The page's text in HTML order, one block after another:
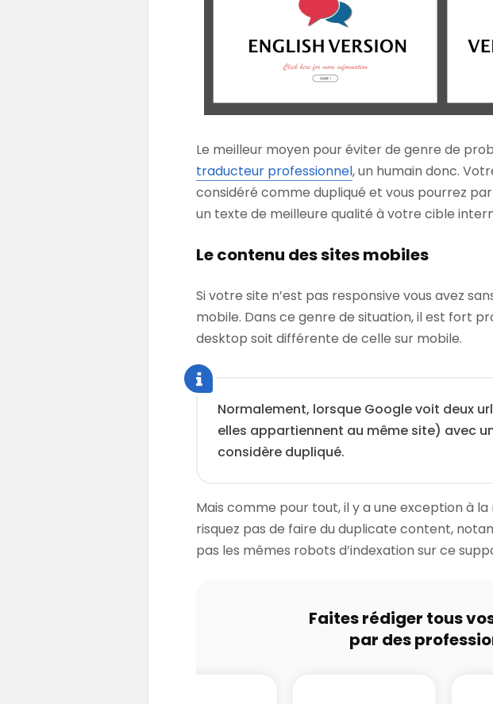
Le meilleur moyen pour éviter de genre de
traducteur professionnel, un humain donc.
considéré comme dupliqué et vous pourrez
un texte de meilleure qualité à votre cible
Le contenu des sites mobiles
Si votre site n’est pas responsive vous avez
mobile. Dans ce genre de situation, il est fort
desktop soit différente de celle sur mobile.
Normalement, lorsque Google voit deux
elles appartiennent au même site) avec
considère dupliqué.
Mais comme pour tout, il y a une exception à la
risquez pas de faire du duplicate content,
pas les mêmes robots d’indexation sur ce
Faites rédiger tous
par des